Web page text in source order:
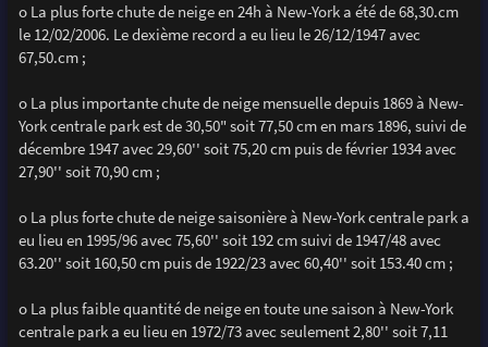
o La plus forte chute de neige en 24h à New-York a été de 68,30.cm
le 12/02/2006. Le dexième record a eu lieu le 26/12/1947 avec
67,50.cm ;
o La plus importante chute de neige mensuelle depuis 1869 à New-
York centrale park est de 30,50" soit 77,50 cm en mars 1896, suivi de
décembre 1947 avec 29,60'' soit 75,20 cm puis de février 1934 avec
27,90'' soit 70,90 cm ;
o La plus forte chute de neige saisonière à New-York centrale park a
eu lieu en 1995/96 avec 75,60'' soit 192 cm suivi de 1947/48 avec
63.20'' soit 160,50 cm puis de 1922/23 avec 60,40'' soit 153.40 cm ;
o La plus faible quantité de neige en toute une saison à New-York
centrale park a eu lieu en 1972/73 avec seulement 2,80'' soit 7,11